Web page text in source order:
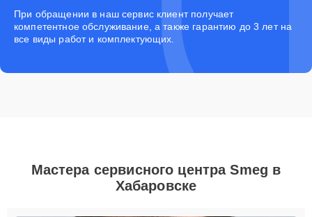
При обращении в наш сервис клиент получает
компетентное обслуживание, а также гарантию до 3 лет на
все виды работ и комплектующих.
Мастера сервисного центра Smeg в
Хабаровске